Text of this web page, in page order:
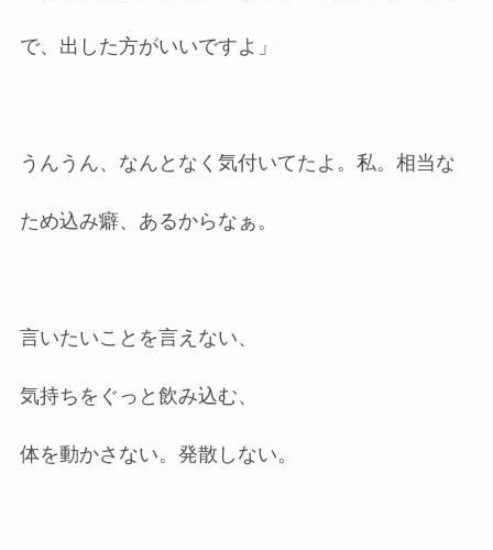
で、出した方がいいですよ」
うんうん、なんとなく気付いてたよ。私。相当な
ため込み癖、あるからなぁ。
言いたいことを言えない、
気持ちをぐっと飲み込む、
体を動かさない。発散しない。